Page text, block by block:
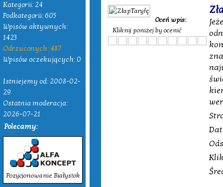
Kategorii: 24
Podkategorii: 605
Wpisów aktywnych:
1423
Odrzuconych: 487
Wpisów oczekujących: 0
Istniejemy od: 2008-02-
29
Ostatnia moderacja:
2026-07-21
Polecamy:
Pozycjonowanie Białystok
Oceń wpis:
Kliknij poniżej by ocenić